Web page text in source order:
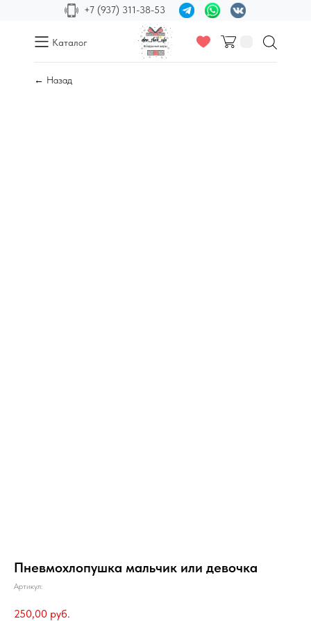
+7 (937) 311-38-53
Каталог
← Назад
Пневмохлопушка мальчик или девочка
Артикул:
250,00 руб.